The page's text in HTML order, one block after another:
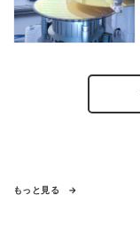
もっと見る